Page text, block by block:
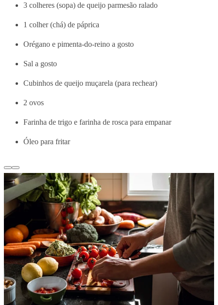
3 colheres (sopa) de queijo parmesão ralado
1 colher (chá) de páprica
Orégano e pimenta-do-reino a gosto
Sal a gosto
Cubinhos de queijo muçarela (para rechear)
2 ovos
Farinha de trigo e farinha de rosca para empanar
Óleo para fritar